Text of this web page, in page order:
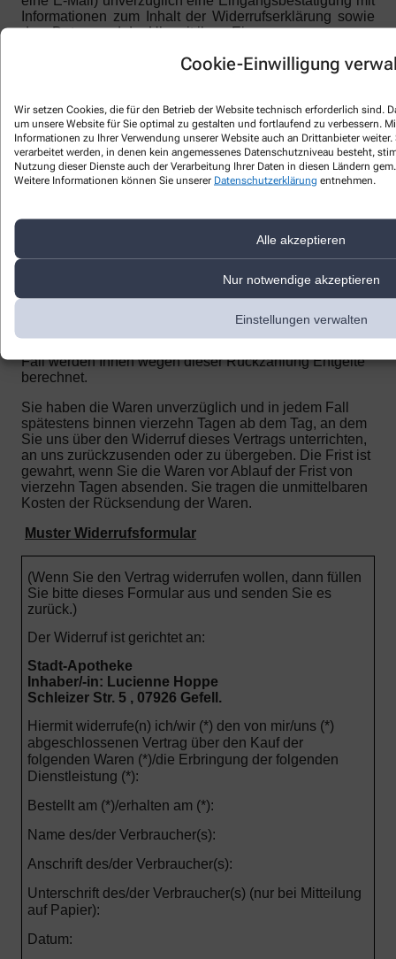
Cookie-Einwilligung
Wir setzen Cookies, die für den Betrieb der Website technisch erforderlich sind.
um unsere Website für Sie optimal zu gestalten und fortlaufend zu verbessern.
Informationen zu Ihrer Verwendung unserer Website auch an Drittanbieter
verarbeitet werden, in denen kein angemessenes Datenschutzniveau besteht,
Nutzung dieser Dienste auch der Verarbeitung Ihrer Daten in diesen Ländern
Weitere Informationen können Sie unserer Datenschutzerklärung entnehmen.
Alle akzeptieren
Nur notwendige akzeptieren
Einstellungen verwalten
Informationen zum Inhalt der Widerrufserklärung sowie
dem Datum und der Uhrzeit ihres Eingangs.
Zur Wahrung der Widerrufsfrist reicht es aus, dass Sie
die Mitteilung über die Ausübung des Widerrufsrechts
Folgen des Widerrufs
Wenn Sie diesen Vertrag widerrufen, haben wir Ihnen
alle Zahlungen, die wir von Ihnen erhalten haben,
einschließlich der Lieferkosten (mit Ausnahme der
eine andere Art der Lieferung, als die von uns
angebotene, günstigste Standardlieferung gewählt
haben), unverzüglich und spätestens binnen vierzehn
Mitteilung über Ihren Widerruf dieses Vertrags bei uns
eingegangen ist. Für diese Rückzahlung verwenden wir
dasselbe Zahlungsmittel, das Sie bei der ursprünglichen
Transaktion eingesetzt haben, es sei denn, mit Ihnen
Fall werden Ihnen wegen dieser Rückzahlung Entgelte
berechnet.
Sie haben die Waren unverzüglich und in jedem Fall
spätestens binnen vierzehn Tagen ab dem Tag, an dem
Sie uns über den Widerruf dieses Vertrags unterrichten,
an uns zurückzusenden oder zu übergeben. Die Frist ist
gewahrt, wenn Sie die Waren vor Ablauf der Frist von
vierzehn Tagen absenden. Sie tragen die unmittelbaren
Kosten der Rücksendung der Waren.
Muster Widerrufsformular
(Wenn Sie den Vertrag widerrufen wollen, dann füllen
Sie bitte dieses Formular aus und senden Sie es
zurück.)
Der Widerruf ist gerichtet an:
Stadt-Apotheke
Inhaber/-in: Lucienne Hoppe
Schleizer Str. 5 , 07926 Gefell.
Hiermit widerrufe(n) ich/wir (*) den von mir/uns (*)
abgeschlossenen Vertrag über den Kauf der
folgenden Waren (*)/die Erbringung der folgenden
Dienstleistung (*):
Bestellt am (*)/erhalten am (*):
Name des/der Verbraucher(s):
Anschrift des/der Verbraucher(s):
Unterschrift des/der Verbraucher(s) (nur bei Mitteilung
auf Papier):
Datum: